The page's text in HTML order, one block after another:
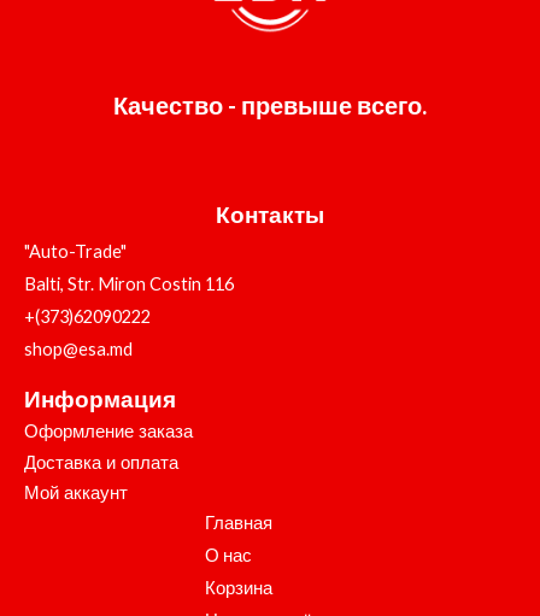
Качество - превыше всего.
Контакты
"Auto-Trade"
Balti, Str. Miron Costin 116
+(373)62090222
shop@esa.md
Информация
Оформление заказа
Доставка и оплата
Мой аккаунт
Главная
О нас
Корзина